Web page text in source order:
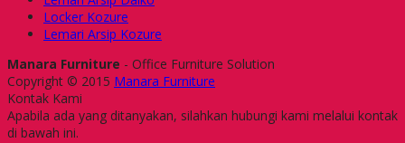
Locker Kozure
Lemari Arsip Kozure
Manara Furniture - Office Furniture Solution
Copyright © 2015 Manara Furniture
Kontak Kami
Apabila ada yang ditanyakan, silahkan hubungi kami melalui kontak
di bawah ini.